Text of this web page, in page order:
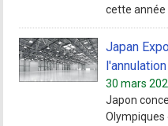
cette année
Japan
30 mars
Japon